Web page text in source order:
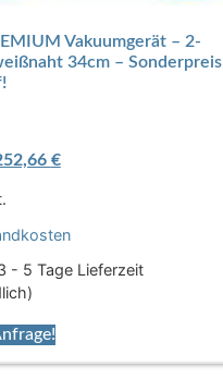
Vakuumgerät – 2-
34cm – Sonderpreis
€
- 5 Tage Lieferzeit